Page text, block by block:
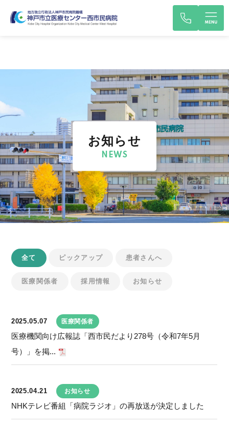
お知らせ
NEWS
全て ピックアップ 患者さんへ
医療関係者 採用情報 お知らせ
2025.05.07 医療関係者
医療機関向け広報誌「西市民だより278号（令和7年5月
号）」を掲...
2025.04.21 お知らせ
NHKテレビ番組「病院ラジオ」の再放送が決定しました